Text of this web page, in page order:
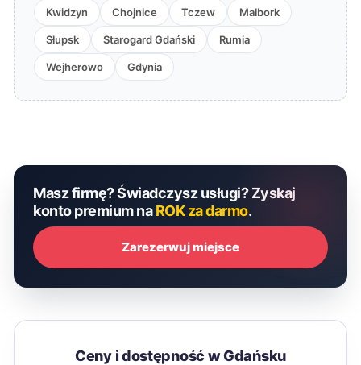
Kwidzyn Chojnice Tczew Malbork
Słupsk Starogard Gdański Rumia
Wejherowo Gdynia
Masz firmę? Świadczysz usługi? Zyskaj
konto premium naROK za darmo.
Zarezerwuj miejsce
Ceny i dostępność w Gdańsku